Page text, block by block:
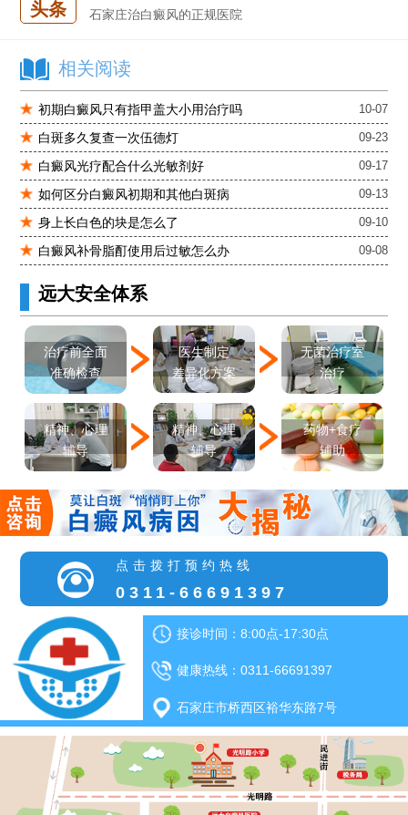
头条
石家庄治白癜风的正规医院
石家庄专治白斑医院
治疗白癜风便宜的医院
各种白斑的图片
肚子上有几块白色斑块怎么治
相关阅读
初期白癜风只有指甲盖大小用治疗吗 10-07
白斑多久复查一次伍德灯 09-23
白癜风光疗配合什么光敏剂好 09-17
如何区分白癜风初期和其他白斑病 09-13
身上长白色的块是怎么了 09-10
白癜风补骨脂酊使用后过敏怎么办 09-08
远大安全体系
治疗前全面
准确检查
医生制定
差异化方案
无菌治疗室
治疗
精神、心理
辅导
精神、心理
辅导
药物+食疗
辅助
点击拨打预约热线
0311-66691397
接诊时间：8:00点-17:30点
健康热线：0311-66691397
石家庄市桥西区裕华东路7号